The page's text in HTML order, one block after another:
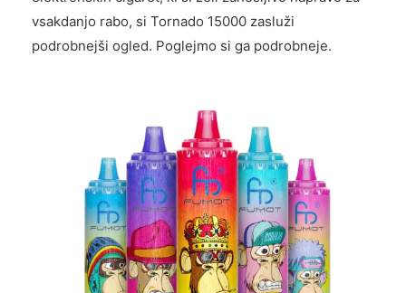
vsakdanjo rabo, si Tornado 15000 zasluži
podrobnejši ogled. Poglejmo si ga podrobneje.